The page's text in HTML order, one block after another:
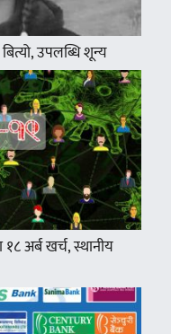
उपलब्धि शून्य
१८ अर्ब खर्च, स्थानीय